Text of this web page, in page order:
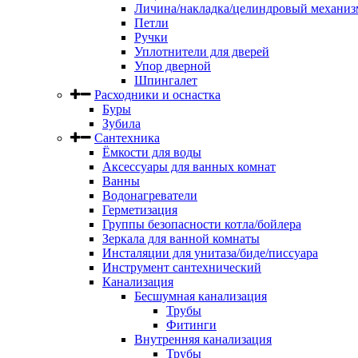
Личина/накладка/целиндровый
Петли
Ручки
Уплотнители для дверей
Упор дверной
Шпингалет
Расходники и оснастка
Буры
Зубила
Сантехника
Ёмкости для воды
Аксессуары для ванных комнат
Ванны
Водонагреватели
Герметизация
Группы безопасности котла/бойлера
Зеркала для ванной комнаты
Инсталяции для унитаза/биде/писсуара
Инструмент сантехнический
Канализация
Бесшумная канализация
Трубы
Фитинги
Внутренняя канализация
Трубы